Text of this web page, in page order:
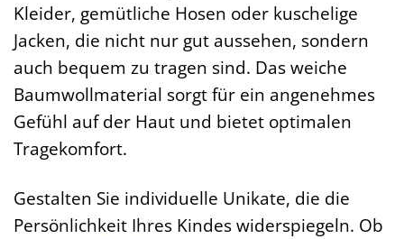
Kleider, gemütliche Hosen oder kuschelige
Jacken, die nicht nur gut aussehen, sondern
auch bequem zu tragen sind. Das weiche
Baumwollmaterial sorgt für ein angenehmes
Gefühl auf der Haut und bietet optimalen
Tragekomfort.
Gestalten Sie individuelle Unikate, die die
Persönlichkeit Ihres Kindes widerspiegeln. Ob